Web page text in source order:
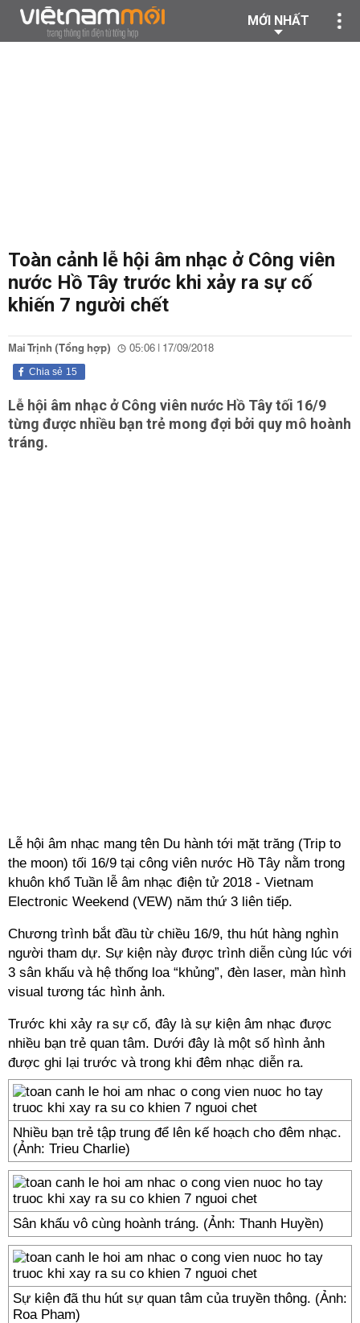
MỚI NHẤT
Toàn cảnh lễ hội âm nhạc ở Công viên
nước Hồ Tây trước khi xảy ra sự cố
khiến 7 người chết
Mai Trịnh (Tổng hợp) 05:06 | 17/09/2018
15
Chia sẻ
Lễ hội âm nhạc ở Công viên nước Hồ Tây tối 16/9
từng được nhiều bạn trẻ mong đợi bởi quy mô hoành
tráng.
Lễ hội âm nhạc mang tên Du hành tới mặt trăng (Trip to
the moon) tối 16/9 tại công viên nước Hồ Tây nằm trong
khuôn khổ Tuần lễ âm nhạc điện tử 2018 - Vietnam
Electronic Weekend (VEW) năm thứ 3 liên tiếp.
Chương trình bắt đầu từ chiều 16/9, thu hút hàng nghìn
người tham dự. Sự kiện này được trình diễn cùng lúc với
3 sân khấu và hệ thống loa “khủng”, đèn laser, màn hình
visual tương tác hình ảnh.
Trước khi xảy ra sự cố, đây là sự kiện âm nhạc được
nhiều bạn trẻ quan tâm. Dưới đây là một số hình ảnh
được ghi lại trước và trong khi đêm nhạc diễn ra.
Nhiều bạn trẻ tập trung để lên kế hoạch cho đêm nhạc.
(Ảnh: Trieu Charlie)
Sân khấu vô cùng hoành tráng. (Ảnh: Thanh Huyền)
Sự kiện đã thu hút sự quan tâm của truyền thông. (Ảnh:
Roa Pham)